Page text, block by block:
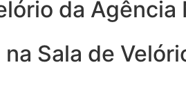
da Agência
Sala de